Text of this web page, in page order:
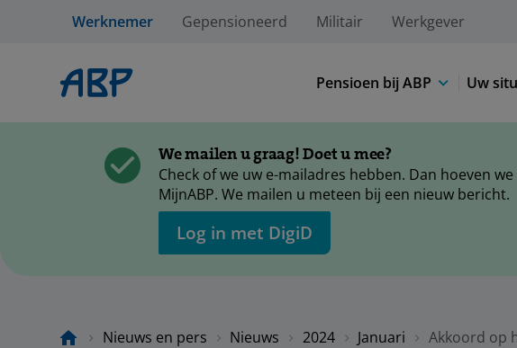
Werknemer Gepensioneerd Militair Werkgever
Pensioen bij ABP Uw
We mailen u graag! Doet u mee?
Check of we uw e-mailadres hebben. Dan hoeven
MijnABP. We mailen u meteen bij een nieuw bericht.
Log in met DigiD
Nieuws en pers Nieuws 2024 Januari Akkoord op